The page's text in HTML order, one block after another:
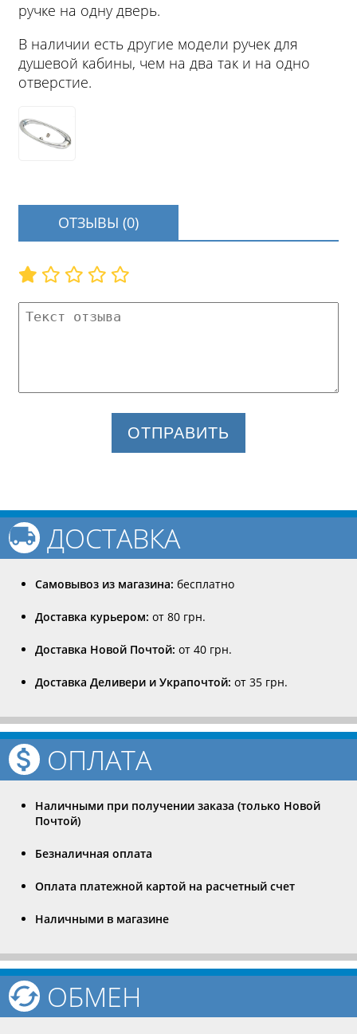
ручке на одну дверь.
В наличии есть другие модели ручек для
душевой кабины, чем на два так и на одно
отверстие.
ОТЗЫВЫ (0)
ОТПРАВИТЬ
ДОСТАВКА
Самовывоз из магазина: бесплатно
Доставка курьером: от 80 грн.
Доставка Новой Почтой: от 40 грн.
Доставка Деливери и Украпочтой: от 35 грн.
ОПЛАТА
Наличными при получении заказа (только Новой
Почтой)
Безналичная оплата
Оплата платежной картой на расчетный счет
Наличными в магазине
ОБМЕН